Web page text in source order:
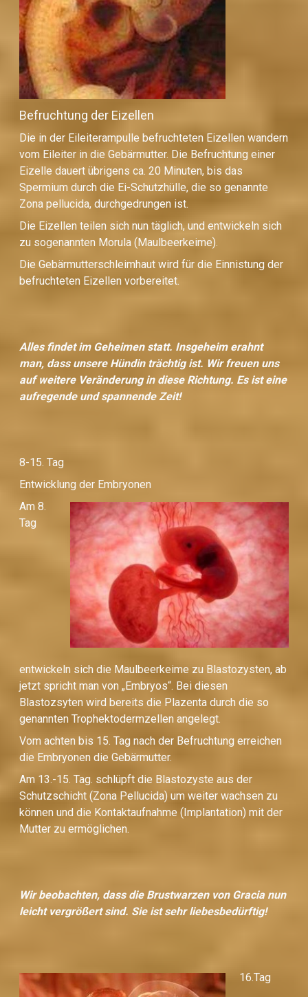
Befruchtung der Eizellen
Die in der Eileiterampulle befruchteten Eizellen wandern
vom Eileiter in die Gebärmutter. Die Befruchtung einer
Eizelle dauert übrigens ca. 20 Minuten, bis das
Spermium durch die Ei-Schutzhülle, die so genannte
Zona pellucida, durchgedrungen ist.
Die Eizellen teilen sich nun täglich, und entwickeln sich
zu sogenannten Morula (Maulbeerkeime).
Die Gebärmutterschleimhaut wird für die Einnistung der
befruchteten Eizellen vorbereitet.
Alles findet im Geheimen statt. Insgeheim erahnt
man, dass unsere Hündin trächtig ist. Wir freuen uns
auf weitere Veränderung in diese Richtung. Es ist eine
aufregende und spannende Zeit!
8-15. Tag
Entwicklung der Embryonen
Am 8.
Tag
entwickeln sich die Maulbeerkeime zu Blastozysten, ab
jetzt spricht man von „Embryos“. Bei diesen
Blastozsyten wird bereits die Plazenta durch die so
genannten Trophektodermzellen angelegt.
Vom achten bis 15. Tag nach der Befruchtung erreichen
die Embryonen die Gebärmutter.
Am 13.-15. Tag. schlüpft die Blastozyste aus der
Schutzschicht (Zona Pellucida) um weiter wachsen zu
können und die Kontaktaufnahme (Implantation) mit der
Mutter zu ermöglichen.
Wir beobachten, dass die Brustwarzen von Gracia nun
leicht vergrößert sind. Sie ist sehr liebesbedürftig!
16.Tag